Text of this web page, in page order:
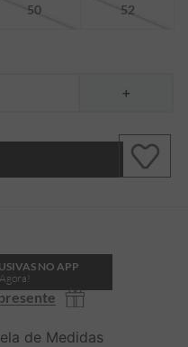
50 52
＋
NO APP
de Medidas